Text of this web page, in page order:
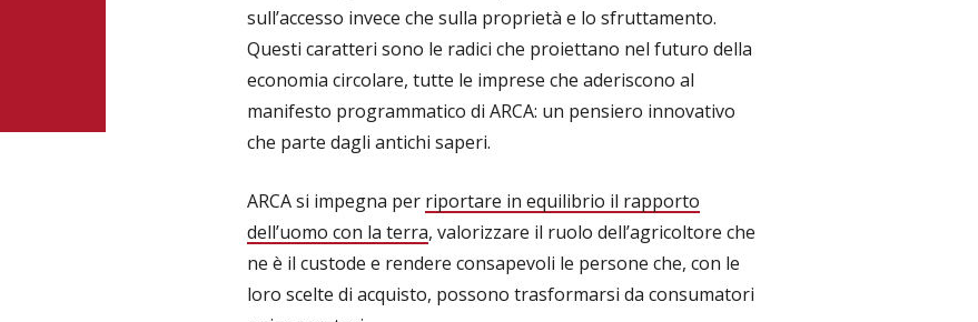
sull’accesso invece che sulla proprietà e lo sfruttamento.
Questi caratteri sono le radici che proiettano nel futuro della
economia circolare, tutte le imprese che aderiscono al
manifesto programmatico di ARCA: un pensiero innovativo
che parte dagli antichi saperi.
ARCA si impegna per riportare in equilibrio il rapporto
dell’uomo con la terra, valorizzare il ruolo dell’agricoltore che
ne è il custode e rendere consapevoli le persone che, con le
loro scelte di acquisto, possono trasformarsi da consumatori